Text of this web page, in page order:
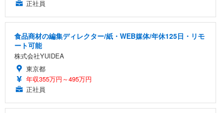
正社員
食品商材の編集ディレクター/紙・WEB媒体/年休125日・リモ
ート可能
株式会社YUIDEA
東京都
年収355万円～495万円
正社員